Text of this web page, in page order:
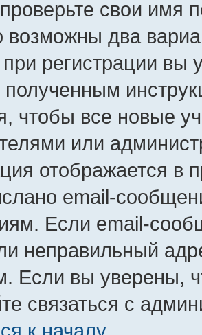
свои имя
возможны два
регистрации вы
полученным
чтобы все новые
или
отображается в
email-
Если email-
неправильный
Если вы уверены,
связаться с
к началу